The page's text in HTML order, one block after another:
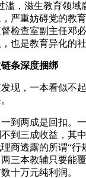
，滋生教育领域
严重妨碍党的教
检查室副主任邓
也是教育异化的社
条深度捆绑
，一本看似不起
两成是回扣。一
到三成收益，其
商透露的所谓“行
三本教辅只要能
十万元纯利润。